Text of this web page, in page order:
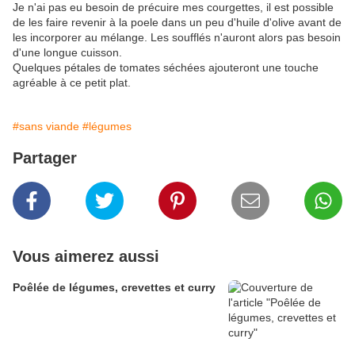
Je n'ai pas eu besoin de précuire mes courgettes, il est possible
de les faire revenir à la poele dans un peu d'huile d'olive avant de
les incorporer au mélange. Les soufflés n'auront alors pas besoin
d'une longue cuisson.
Quelques pétales de tomates séchées ajouteront une touche
agréable à ce petit plat.
#sans viande #légumes
Partager
Vous aimerez aussi
Poêlée de légumes, crevettes et curry